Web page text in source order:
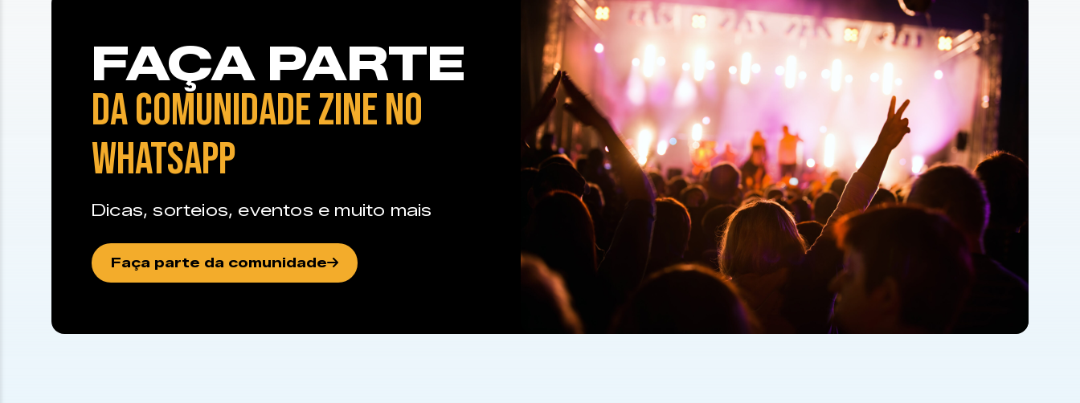
FAÇA PARTE
DA COMUNIDADE ZINE NO
WHATSAPP
Dicas, sorteios, eventos e muito mais
Faça parte da comunidade